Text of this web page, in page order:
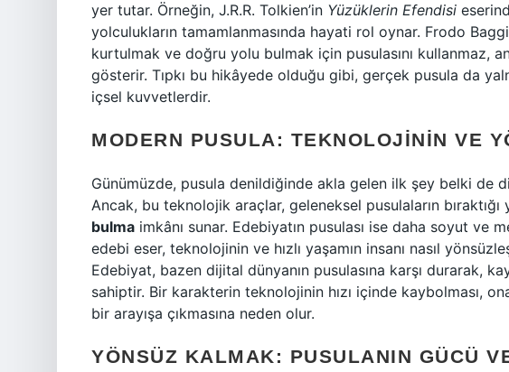
yer tutar. Örneğin, J.R.R. Tolkien’in Yüzüklerin Efendisi
yolculukların tamamlanmasında hayati rol oynar. Frodo
kurtulmak ve doğru yolu bulmak için pusulasını kullanmaz,
gösterir. Tıpkı bu hikâyede olduğu gibi, gerçek pusula da
içsel kuvvetlerdir.
MODERN PUSULA: TEKNOLOJININ VE
Günümüzde, pusula denildiğinde akla gelen ilk şey belki de
Ancak, bu teknolojik araçlar, geleneksel pusulaların
bulma imkânı sunar. Edebiyatın pusulası ise daha soyut ve
edebi eser, teknolojinin ve hızlı yaşamın insanı nasıl
Edebiyat, bazen dijital dünyanın pusulasına karşı durarak,
sahiptir. Bir karakterin teknolojinin hızı içinde kaybolması,
bir arayışa çıkmasına neden olur.
YÖNSÜZ KALMAK: PUSULANIN GÜCÜ